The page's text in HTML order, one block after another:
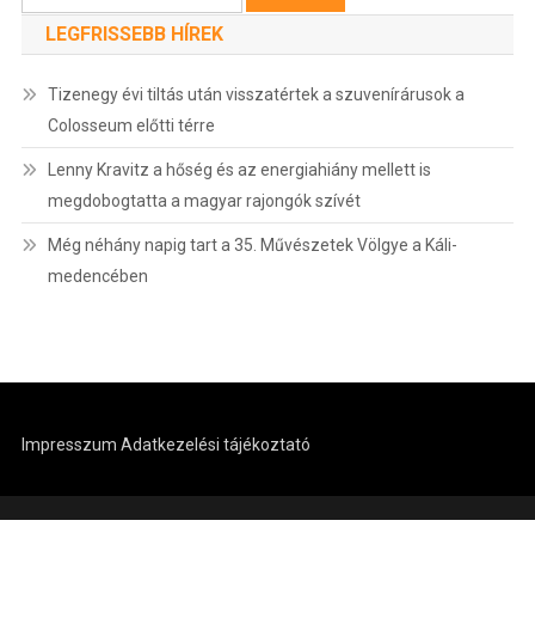
LEGFRISSEBB HÍREK
Tizenegy évi tiltás után visszatértek a szuvenírárusok a
Colosseum előtti térre
Lenny Kravitz a hőség és az energiahiány mellett is
megdobogtatta a magyar rajongók szívét
Még néhány napig tart a 35. Művészetek Völgye a Káli-
medencében
Impresszum Adatkezelési tájékoztató